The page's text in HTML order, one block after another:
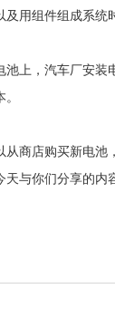
用组件组成系统
上，汽车厂安
商店购买新电
与你们分享的内